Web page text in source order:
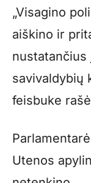
„Visagino
aiškino ir
savivaldybių
feisbuke
Utenos